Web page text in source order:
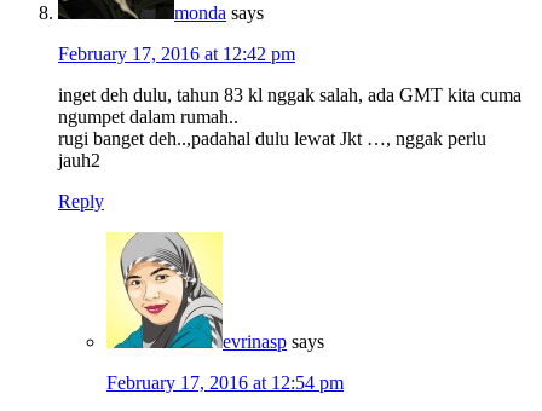
monda says
February 17, 2016 at 12:42 pm
inget deh dulu, tahun 83 kl nggak salah, ada GMT kita cuma
ngumpet dalam rumah..
rugi banget deh..,padahal dulu lewat Jkt …, nggak perlu
jauh2
Reply
evrinasp says
February 17, 2016 at 12:54 pm